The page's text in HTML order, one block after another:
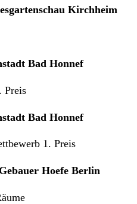
Kirchheim
Bad Honnef
Preis
Bad Honnef
1. Preis
Hoefe Berlin